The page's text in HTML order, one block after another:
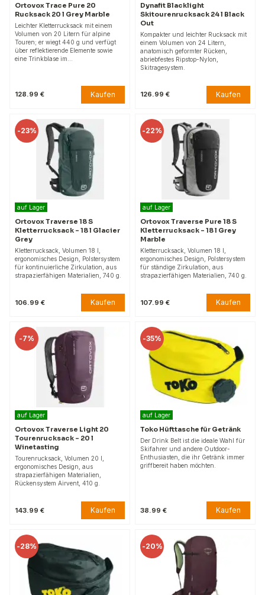
Ortovox Trace Pure 20
Rucksack 20 l Grey Marble
Leichter Kletterrucksack mit einem
Volumen von 20 Litern für alpine
Touren; er wiegt 440 g und verfügt
über reflektierende Elemente sowie
eine Trinkblase im…
128.99 € Kaufen
Dynafit Blacklight
Skitourenrucksack 24 l Black
Out
Kompakter und leichter Rucksack mit
einem Volumen von 24 Litern,
anatomisch geformter Rücken,
abriebfestes Ripstop-Nylon,
Skitragesystem.
126.99 € Kaufen
-23%
auf Lager
Ortovox Traverse 18 S
Kletterrucksack - 18 l Glacier
Grey
Kletterrucksack, Volumen 18 l,
ergonomisches Design, Polstersystem
für kontinuierliche Zirkulation, aus
strapazierfähigen Materialien, 740 g.
106.99 € Kaufen
-22%
auf Lager
Ortovox Traverse Pure 18 S
Kletterrucksack - 18 l Grey
Marble
Kletterrucksack, Volumen 18 l,
ergonomisches Design, Polstersystem
für ständige Zirkulation, aus
strapazierfähigen Materialien, 740 g.
107.99 € Kaufen
-7%
auf Lager
Ortovox Traverse Light 20
Tourenrucksack - 20 l
Winetasting
Tourenrucksack, Volumen 20 l,
ergonomisches Design, aus
strapazierfähigen Materialien,
Rückensystem Airvent, 410 g.
143.99 € Kaufen
-35%
auf Lager
Toko Hüfttasche für Getränk
Der Drink Belt ist die ideale Wahl für
Skifahrer und andere Outdoor-
Enthusiasten, die ihr Getränk immer
griffbereit haben möchten.
38.99 € Kaufen
-28% -20%